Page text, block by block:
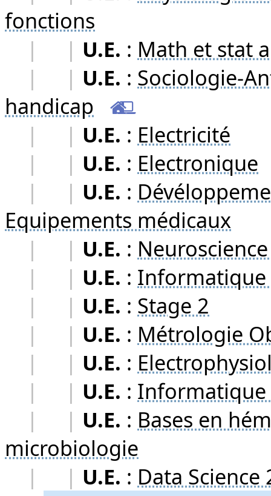
fonctions
|
| U.E. : Math et stat
|
| U.E. : Sociologie-
handicap
|
| U.E. : Electricité
|
| U.E. : Electronique
|
| U.E. :
Equipements médicaux
|
| U.E. :
|
| U.E. : Informatique
|
| U.E. : Stage 2
|
| U.E. : Métrologie
|
| U.E. :
|
| U.E. : Informatique
|
| U.E. : Bases en
microbiologie
|
| U.E. : Data